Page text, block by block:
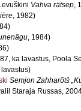
Vahva rätsep,
, 1982)
, 1984)
ka lavastus, Poola
lavastus)
Semjon Zahharõtš
Staraja Russas,